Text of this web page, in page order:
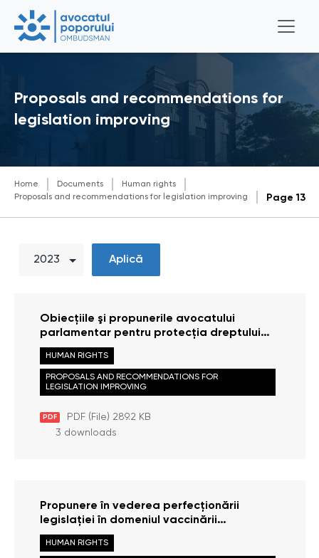
Proposals and recommendations for
legislation improving
Home Documents
Human rights
Proposals and recommendations for legislation improving
Page 13
Aplică
Obiecţiile şi propunerile avocatului
parlamentar pentru protecţia dreptului
copilului la proiectul Legii pentru
modificarea si completarea unor acte
legislative (in domeniul adopţiei)
PDF PDF (File) 289.2 KB
HUMAN RIGHTS
PROPOSALS AND RECOMMENDATIONS FOR
LEGISLATION IMPROVING
3 downloads
Propunere în vederea perfecționării
legislației în domeniul vaccinării
profilactice a populaţiei
HUMAN RIGHTS